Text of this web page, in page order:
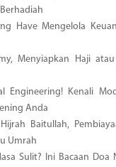
Have Mengelola
Menyiapkan Haji
Engineering! Kenali
Anda
Baitullah,
Umrah
Sulit? Ini Bacaan Doa